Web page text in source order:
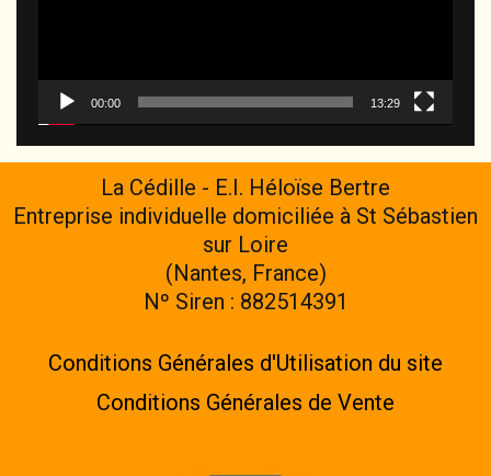
00:00 13:29
La Cédille - E.I. Héloïse Bertre
Entreprise individuelle domiciliée à St Sébastien
sur Loire
(Nantes, France)
Nº Siren : 882514391
Conditions Générales d'Utilisation du site
Conditions Générales de Vente